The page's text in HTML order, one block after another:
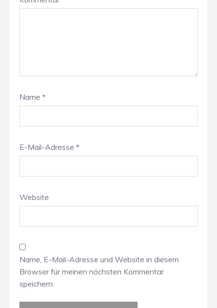
Name *
E-Mail-Adresse *
Website
Name, E-Mail-Adresse und Website in diesem
Browser für meinen nächsten Kommentar
speichern.